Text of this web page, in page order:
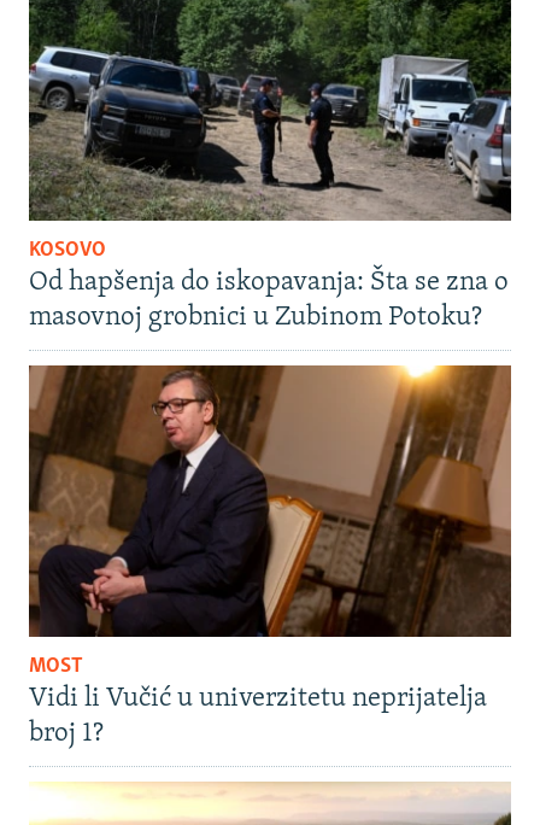
KOSOVO
Od hapšenja do iskopavanja: Šta se zna o
masovnoj grobnici u Zubinom Potoku?
MOST
Vidi li Vučić u univerzitetu neprijatelja
broj 1?